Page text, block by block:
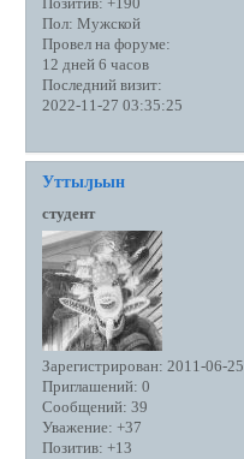
Позитив: +190
Пол: Мужской
Провел на форуме:
12 дней 6 часов
Последний визит:
2022-11-27 03:35:25
Уттыԓьын
студент
Зарегистрирован: 2011-06-25
Приглашений: 0
Сообщений: 39
Уважение: +37
Позитив: +13